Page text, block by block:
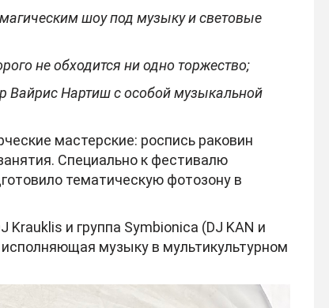
шоу под музыку и световые
не обходится ни одно торжество;
Вайрис Нартиш с особой музыкальной
мастерские: роспись раковин
Специально к фестивалю
тематическую фотозону в
и группа Symbionica (DJ KAN и
музыку в мультикультурном